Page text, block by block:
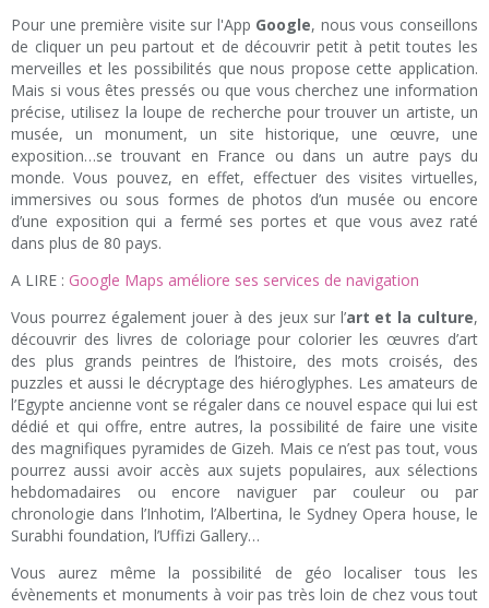
Pour une première visite sur l'App Google, nous vous conseillons
de cliquer un peu partout et de découvrir petit à petit toutes les
merveilles et les possibilités que nous propose cette application.
Mais si vous êtes pressés ou que vous cherchez une information
précise, utilisez la loupe de recherche pour trouver un artiste, un
musée, un monument, un site historique, une œuvre, une
exposition…se trouvant en France ou dans un autre pays du
monde. Vous pouvez, en effet, effectuer des visites virtuelles,
immersives ou sous formes de photos d’un musée ou encore
d’une exposition qui a fermé ses portes et que vous avez raté
dans plus de 80 pays.
A LIRE : Google Maps améliore ses services de navigation
Vous pourrez également jouer à des jeux sur l’art et la culture,
découvrir des livres de coloriage pour colorier les œuvres d’art
des plus grands peintres de l’histoire, des mots croisés, des
puzzles et aussi le décryptage des hiéroglyphes. Les amateurs de
l’Egypte ancienne vont se régaler dans ce nouvel espace qui lui est
dédié et qui offre, entre autres, la possibilité de faire une visite
des magnifiques pyramides de Gizeh. Mais ce n’est pas tout, vous
pourrez aussi avoir accès aux sujets populaires, aux sélections
hebdomadaires ou encore naviguer par couleur ou par
chronologie dans l’Inhotim, l’Albertina, le Sydney Opera house, le
Surabhi foundation, l’Uffizi Gallery…
Vous aurez même la possibilité de géo localiser tous les
évènements et monuments à voir pas très loin de chez vous tout